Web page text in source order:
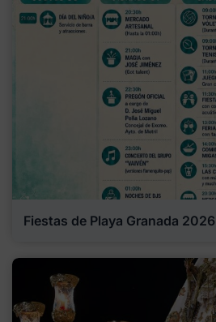
Fiestas de Playa Granada 2026